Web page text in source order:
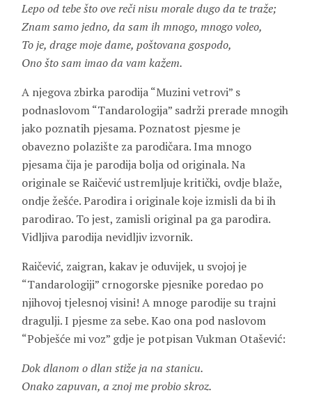
Lepo od tebe što ove reči nisu morale dugo da te traže;
Znam samo jedno, da sam ih mnogo, mnogo voleo,
To je, drage moje dame, poštovana gospodo,
Ono što sam imao da vam kažem.
A njegova zbirka parodija “Muzini vetrovi” s
podnaslovom “Tandarologija” sadrži prerade mnogih
jako poznatih pjesama. Poznatost pjesme je
obavezno polazište za parodičara. Ima mnogo
pjesama čija je parodija bolja od originala. Na
originale se Raičević ustremljuje kritički, ovdje blaže,
ondje žešće. Parodira i originale koje izmisli da bi ih
parodirao. To jest, zamisli original pa ga parodira.
Vidljiva parodija nevidljiv izvornik.
Raičević, zaigran, kakav je oduvijek, u svojoj je
“Tandarologiji” crnogorske pjesnike poredao po
njihovoj tjelesnoj visini! A mnoge parodije su trajni
dragulji. I pjesme za sebe. Kao ona pod naslovom
“Pobješće mi voz” gdje je potpisanVukman Otašević:
Dok dlanom o dlan stiže ja na stanicu.
Onako zapuvan, a znoj me probio skroz.